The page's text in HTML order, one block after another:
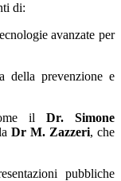
di:
avanzate per
della prevenzione e
ilDr. Simone
Dr M. Zazzeri, che
pubbliche